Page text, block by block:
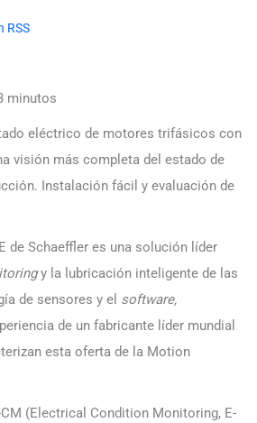
RSS
minutos
eléctrico de motores trifásicos con
visión más completa del estado de
Instalación fácil y evaluación de
de Schaeffler es una solución líder
y la lubricación inteligente de las
de sensores y el software,
de un fabricante líder mundial
esta oferta de la Motion
CM (Electrical Condition Monitoring, E-